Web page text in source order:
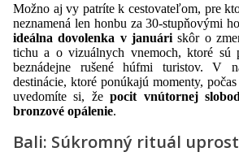
Možno aj vy patríte k cestovateľom, pre
neznamená len honbu za 30-stupňovými
ideálna dovolenka v januári skôr o
tichu a o vizuálnych vnemoch, ktoré sú
beznádejne rušené húfmi turistov. V
destinácie, ktoré ponúkajú momenty,
uvedomíte si, žepocit vnútornej
bronzové opálenie.
Bali: Súkromný rituál